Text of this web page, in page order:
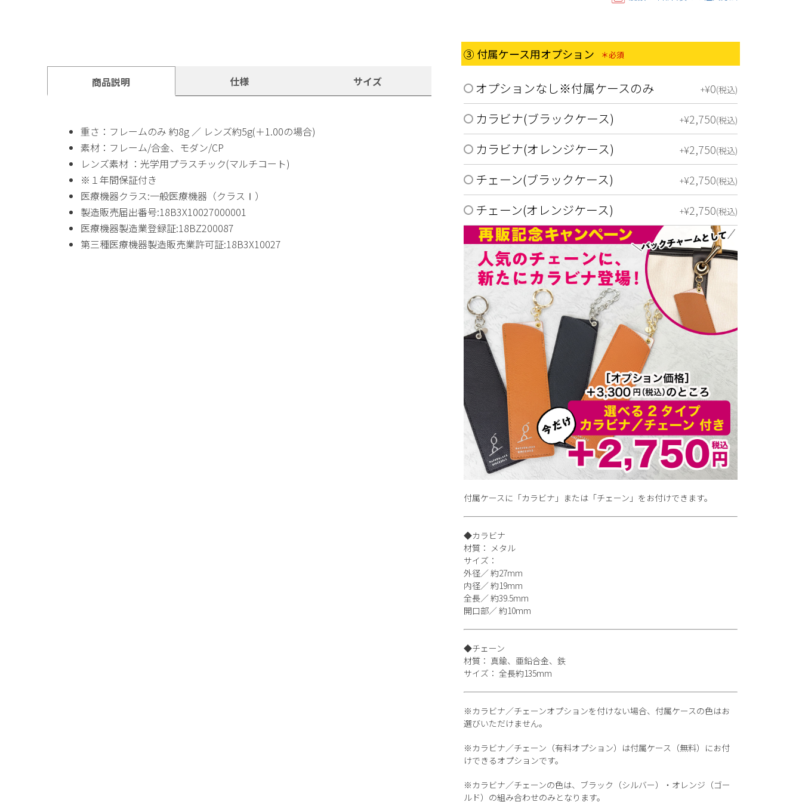
商品説明 仕様 サイズ
重さ：フレームのみ 約8g ／ レンズ約5g(＋1.00の場合)
素材：フレーム/合金、モダン/CP
レンズ素材 ：光学用プラスチック(マルチコート)
※１年間保証付き
医療機器クラス:一般医療機器（クラスⅠ）
製造販売届出番号:18B3X10027000001
医療機器製造業登録証:18BZ200087
第三種医療機器製造販売業許可証:18B3X10027
③ 付属ケース用オプション
オプションなし※付属ケースのみ +¥0 税込
カラビナ(ブラックケース) +¥2,750 税込
カラビナ(オレンジケース) +¥2,750 税込
チェーン(ブラックケース) +¥2,750 税込
チェーン(オレンジケース) +¥2,750 税込
付属ケースに「カラビナ」または「チェーン」をお付けできます。
◆カラビナ
材質： メタル
サイズ：
外径／ 約27mm
内径／ 約19mm
全長／ 約39.5mm
開口部／ 約10mm
◆チェーン
材質： 真鍮、亜鉛合金、鉄
サイズ： 全長約135mm
※カラビナ／チェーンオプションを付けない場合、付属ケースの色はお
選びいただけません。
※カラビナ／チェーン（有料オプション）は付属ケース（無料）にお付
けできるオプションです。
※カラビナ／チェーンの色は、ブラック（シルバー）・オレンジ（ゴー
ルド）の組み合わせのみとなります。